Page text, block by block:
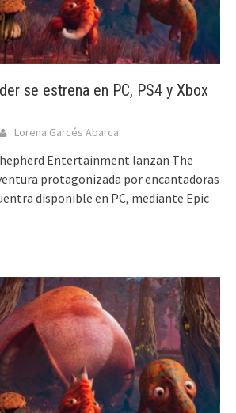
se estrena en PC, PS4 y Xbox
Lorena Garcés Abarca
Entertainment lanzan The
protagonizada por encantadoras
disponible en PC, mediante Epic